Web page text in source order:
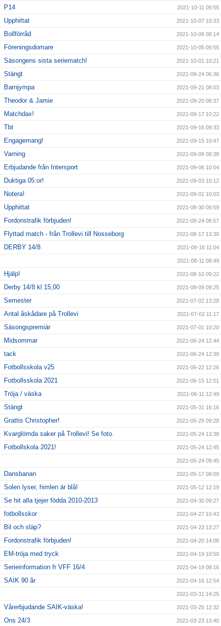
P14 2021-10-11 09:55
Upphittat 2021-10-07 10:33
Bollförråd 2021-10-06 08:14
Föreningsdomare 2021-10-05 09:55
Säsongens sista seriematch! 2021-10-01 10:21
Stängt 2021-09-24 06:36
Barnjympa 2021-09-21 08:03
Theodor & Jamie 2021-09-20 08:37
Matchdax! 2021-09-17 10:22
Tbt 2021-09-16 09:33
Engagemang! 2021-09-15 10:47
Varning 2021-09-09 08:38
Erbjudande från Intersport 2021-09-06 10:04
Duktiga 05:or! 2021-09-03 10:12
Notera! 2021-09-01 10:03
Upphittat 2021-08-30 09:59
Fordonstrafik förbjuden! 2021-08-24 08:57
Flyttad match - från Trollevi till Nosseborg 2021-08-17 13:30
DERBY 14/8 2021-08-16 11:04
2021-08-11 08:49
Hjälp! 2021-08-10 09:22
Derby 14/8 kl 15,00 2021-08-09 09:25
Semester 2021-07-02 13:28
Antal åskådare på Trollevi 2021-07-02 11:17
Säsongspremiär 2021-07-01 10:20
Midsommar 2021-06-24 12:44
tack 2021-06-24 12:39
Fotbollsskola v25 2021-06-22 12:26
Fotbollsskola 2021 2021-06-15 12:01
Tröja / väska 2021-06-11 12:49
Stängt 2021-05-31 16:16
Grattis Christopher! 2021-05-25 09:28
Kvarglömda saker på Trollevi! Se foto. 2021-05-24 13:38
Fotbollskola 2021! 2021-05-24 12:45
2021-05-24 09:45
Dansbanan 2021-05-17 08:09
Solen lyser, himlen är blå! 2021-05-12 12:19
Se hit alla tjejer födda 2010-2013 2021-04-30 09:27
fotbollsskor 2021-04-27 10:43
Bil och släp? 2021-04-23 13:27
Fordonstrafik förbjuden! 2021-04-20 14:08
EM-tröja med tryck 2021-04-19 10:50
Serieinformation fr VFF 16/4 2021-04-19 08:16
SAIK 90 år 2021-04-16 12:54
2021-03-31 14:25
Vårerbjudande SAIK-väska! 2021-03-25 12:32
Ons 24/3 2021-03-23 13:40